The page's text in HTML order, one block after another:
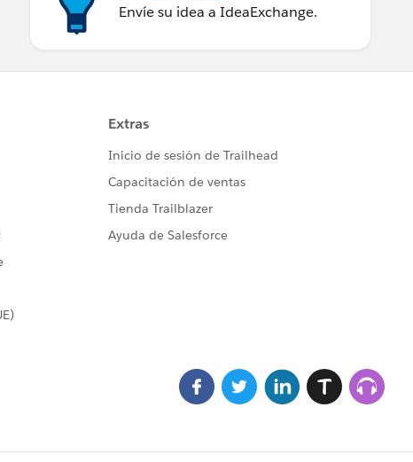
Envíe su idea a IdeaExchange.